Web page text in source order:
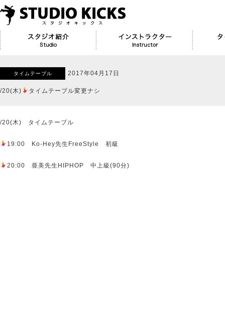
タイムテーブル 2017年04月17日
/20(木) タイムテーブル変更ナシ
/20(木) タイムテーブル
19:00 Ko-Hey先生FreeStyle 初級
20:00 亜美先生HIPHOP 中上級(90分)